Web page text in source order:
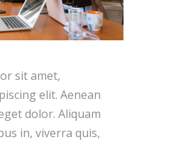
sit amet,
elit. Aenean
dolor. Aliquam
in, viverra quis,